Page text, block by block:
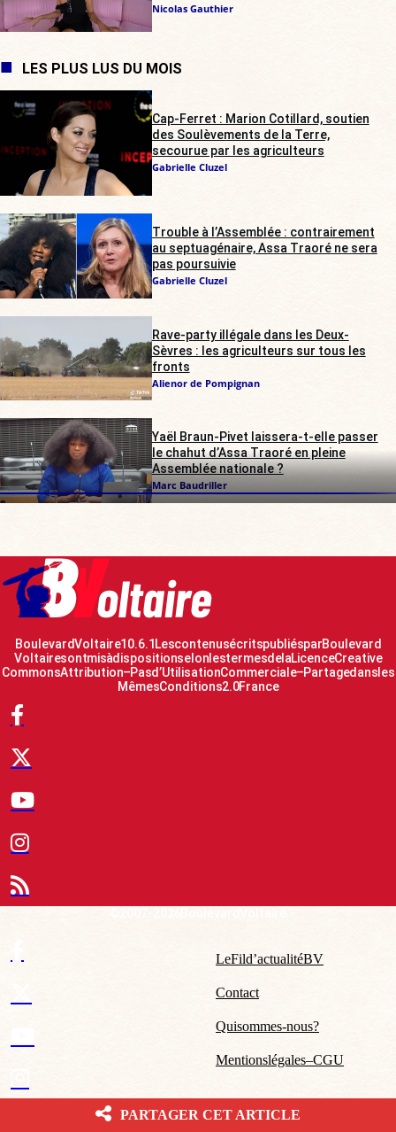
Nicolas Gauthier
LES PLUS LUS DU MOIS
Cap-Ferret : Marion Cotillard, soutien
des Soulèvements de la Terre,
secourue par les agriculteurs
Gabrielle Cluzel
Trouble à l’Assemblée : contrairement
au septuagénaire, Assa Traoré ne sera
pas poursuivie
Gabrielle Cluzel
Rave-party illégale dans les Deux-
Sèvres : les agriculteurs sur tous les
fronts
Alienor de Pompignan
Yaël Braun-Pivet laissera-t-elle passer
le chahut d’Assa Traoré en pleine
Assemblée nationale ?
Marc Baudriller
Boulevard Voltaire 10.6.1 Les contenus écrits publiés par Boulevard
Voltaire sont mis à disposition selon les termes de la Licence Creative
Commons Attribution – Pas d’Utilisation Commerciale – Partage dans les
Mêmes Conditions 2.0 France
Le Fil d’actualité BV
Contact
Qui sommes-nous ?
Mentions légales – CGU
PARTAGER CET ARTICLE